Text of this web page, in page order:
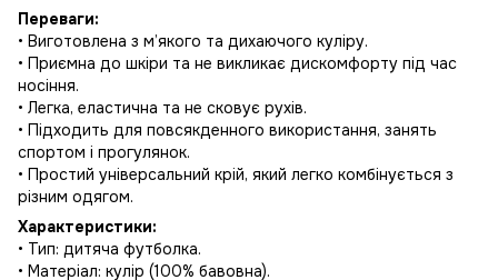
Переваги:
• Виготовлена з м’якого та дихаючого куліру.
• Приємна до шкіри та не викликає дискомфорту під час
носіння.
• Легка, еластична та не сковує рухів.
• Підходить для повсякденного використання, занять
спортом і прогулянок.
• Простий універсальний крій, який легко комбінується з
різним одягом.
Характеристики:
• Тип: дитяча футболка.
• Матеріал: кулір (100% бавовна).